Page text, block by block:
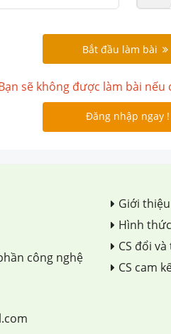
Bắt đầu làm bài
sẽ không được làm bài nếu
Đăng nhập ngay !
công nghệ
Giới thiệu
Hình
CS đổi và
CS cam